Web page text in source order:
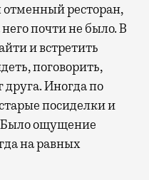
отменный ресторан,
почти не было. В
и встретить
поговорить,
друга. Иногда по
посиделки и
Было ощущение
на равных